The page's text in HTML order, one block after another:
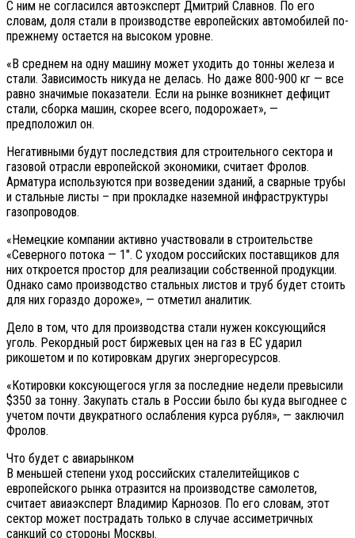
С ним не согласился автоэксперт Дмитрий Славнов. По его
словам, доля стали в производстве европейских автомобилей по-
прежнему остается на высоком уровне.
«В среднем на одну машину может уходить до тонны железа и
стали. Зависимость никуда не делась. Но даже 800-900 кг — все
равно значимые показатели. Если на рынке возникнет дефицит
стали, сборка машин, скорее всего, подорожает», —
предположил он.
Негативными будут последствия для строительного сектора и
газовой отрасли европейской экономики, считает Фролов.
Арматура используются при возведении зданий, а сварные трубы
и стальные листы – при прокладке наземной инфраструктуры
газопроводов.
«Немецкие компании активно участвовали в строительстве
«Северного потока — 1″. С уходом российских поставщиков для
них откроется простор для реализации собственной продукции.
Однако само производство стальных листов и труб будет стоить
для них гораздо дороже», — отметил аналитик.
Дело в том, что для производства стали нужен коксующийся
уголь. Рекордный рост биржевых цен на газ в ЕС ударил
рикошетом и по котировкам других энергоресурсов.
«Котировки коксующегося угля за последние недели превысили
$350 за тонну. Закупать сталь в России было бы куда выгоднее с
учетом почти двукратного ослабления курса рубля», — заключил
Фролов.
Что будет с авиарынком
В меньшей степени уход российских сталелитейщиков с
европейского рынка отразится на производстве самолетов,
считает авиаэксперт Владимир Карнозов. По его словам, этот
сектор может пострадать только в случае ассиметричных
санкций со стороны Москвы.